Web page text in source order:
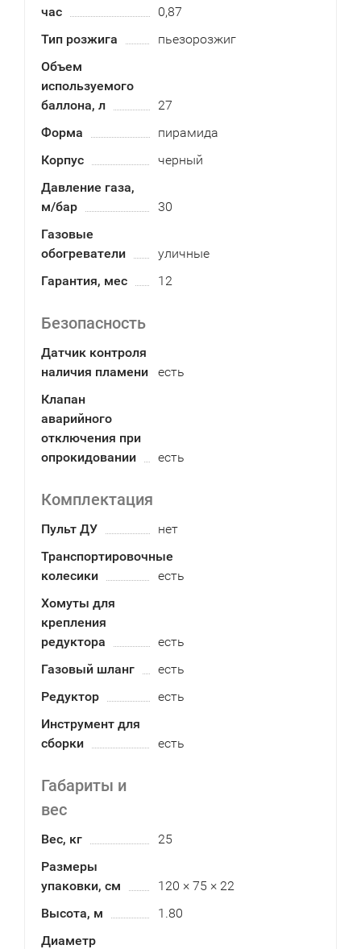
час
0,87
Тип розжига
пьезорозжиг
Объем
используемого
баллона, л
27
Форма
пирамида
Корпус
черный
Давление газа,
м/бар
30
Газовые
обогреватели
уличные
Гарантия, мес
12
Безопасность
Датчик контроля
наличия пламени
есть
Клапан
аварийного
отключения при
опрокидовании
есть
Комплектация
Пульт ДУ
нет
Транспортировочные
колесики
есть
Хомуты для
крепления
редуктора
есть
Газовый шланг
есть
Редуктор
есть
Инструмент для
сборки
есть
Габариты и
вес
Вес, кг
25
Размеры
упаковки, см
120 × 75 × 22
Высота, м
1.80
Диаметр